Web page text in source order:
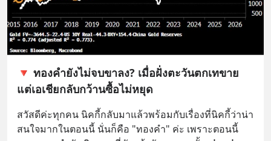
🔻 ทองคำยังไม่จบขาลง? เมื่อฝั่งตะวันตกเทขาย
แต่เอเชียกลับกว้านซื้อไม่หยุด
สวัสดีค่ะทุกคน นิคกี้กลับมาแล้วพร้อมกับเรื่องที่นิคกี้ว่าน่า
สนใจมากในตอนนี้ นั่นก็คือ "ทองคำ" ค่ะ เพราะตอนนี้